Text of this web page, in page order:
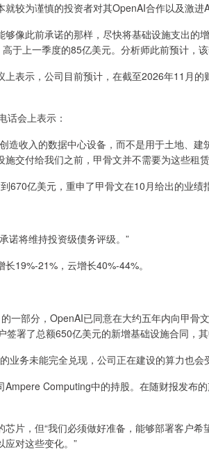
较为谨慎的投资者对其OpenAI合作以及激进
像此前承诺的那样，尽快将基础设施支出的
于上一季度的85亿美元。分析师此前预计，
上表示，公司目前预计，在截至2026年11月
话会上表示：
造收入的数据中心设备，而不是用于土地、
交付给我们之前，甲骨文并不需要为这些租
670亿美元，重申了甲骨文在10月给出的业绩
诺将维持投资级债务评级。”
19%-21%，云增长40%-44%。
一部分，OpenAI已同意在大约五年内向甲骨
署了总额650亿美元的新增基础设施合同，其
业务未能完全兑现，公司正在建设的算力也会
Computing中的持股。在随财报发布
片，但“我们必须做好准备，能够部署客户
应对这些变化。”